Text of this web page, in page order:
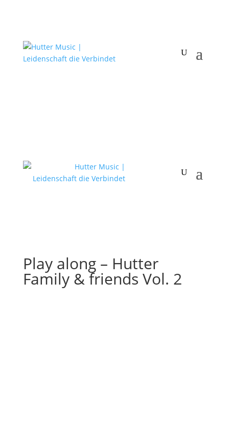
Play along – Hutter
Family & friends Vol. 2